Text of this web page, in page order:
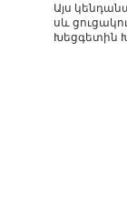
Այս
սև
Խեցգետին